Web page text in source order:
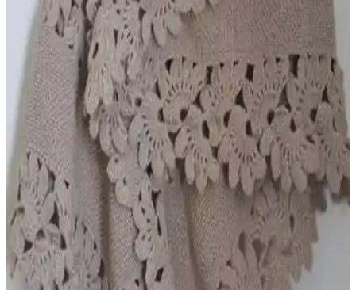
Modern Tasarım ile Şıklık Sunar
Ayhanhome'un 4'lü gelin bohçası seti, geleneksel motifler ve
modern dokunuşlar ile şıklık ve fonksiyonelliği bir arada sunar, dini
törenlerde ve özel günlerde ideal tercih.
ADENZ Gelin Makyaj Sandığı Modern Tasarım ve
Güvenilirlik ile Uzun Ömürlü Saklama Çözümü
ADENZ Gelin Makyaj Sandığı, modern tasarımı ve dayanıklılığıyla
gelinlerin ve yakınlarının makyaj ürünlerini düzenli ve şık şekilde
saklamasını sağlar, uzun ömürlü kullanım ve garanti ile öne çıkar.
2025'te Kına Gecelerinizi Baştan Yaratacak Şık
Çerez Keseleri
2025'in en şık ve pratik kına çerez keseleriyle kutlamalarınızı
renklendirin. Detayları öğrenin, doğru seçimi yapın!